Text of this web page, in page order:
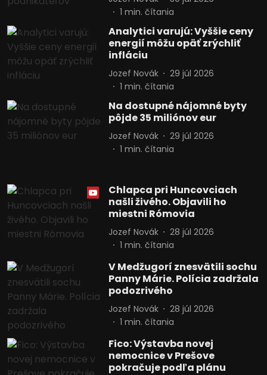
1 min. čítania
Analytici varujú: Vyššie ceny
energií môžu opäť zrýchliť
infláciu
Jozef Novák
29 júl 2026
1 min. čítania
Na dostupné nájomné byty
pôjde 35 miliónov eur
Jozef Novák
29 júl 2026
1 min. čítania
Chlapca pri Huncovciach
našli živého. Objavili ho
miestni Rómovia
Jozef Novák
28 júl 2026
1 min. čítania
V Medžugorí znesvätili sochu
Panny Márie. Polícia zadržala
podozrivého
Jozef Novák
28 júl 2026
1 min. čítania
Fico: Výstavba novej
nemocnice v Prešove
pokračuje podľa plánu